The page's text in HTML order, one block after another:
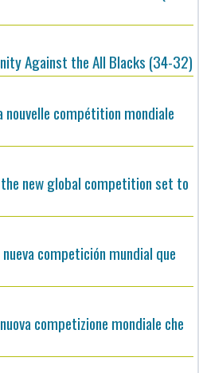
Against the All Blacks (34-32)
nouvelle compétition mondiale
new global competition set to
competición mundial que
competizione mondiale che